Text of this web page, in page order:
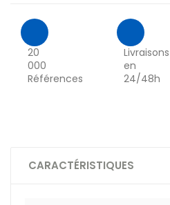
20
000
Références
Livraisons
en
24/48h
CARACTÉRISTIQUES